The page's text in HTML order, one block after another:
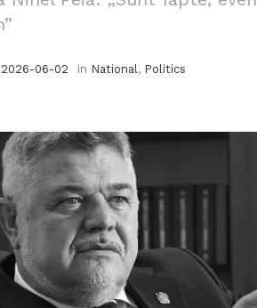
2026-06-02 in National , Politics